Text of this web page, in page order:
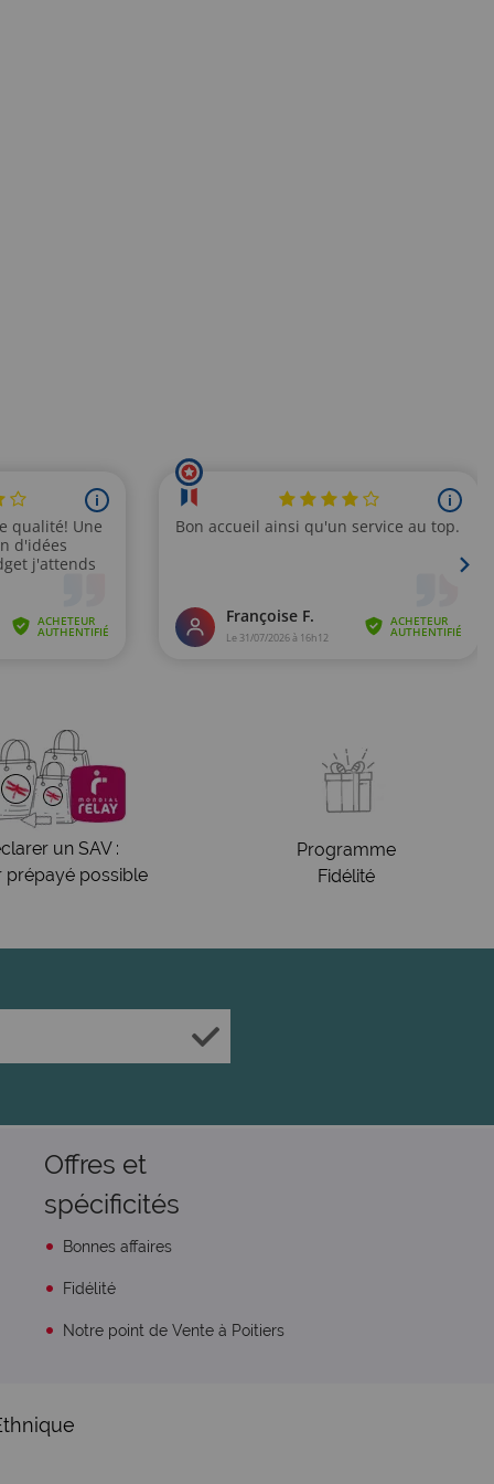
un SAV :
prépayé possible
Programme
Fidélité
Offres et
spécificités
Bonnes affaires
Fidélité
Notre point de Vente à Poitiers